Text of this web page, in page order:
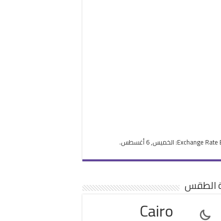
Exchange Rate: الخميس, 6 أغسطس.
الطقس
Cairo